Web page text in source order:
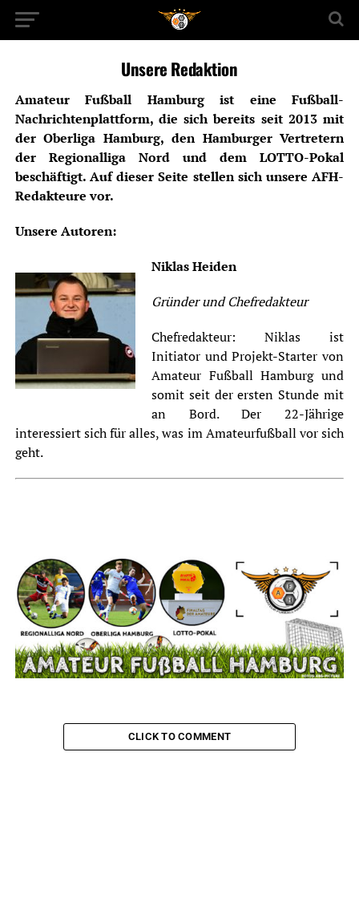
Unsere Redaktion
Amateur Fußball Hamburg ist eine Fußball-
Nachrichtenplattform, die sich bereits seit 2013 mit
der Oberliga Hamburg, den Hamburger Vertretern
der Regionalliga Nord und dem LOTTO-Pokal
beschäftigt. Auf dieser Seite stellen sich unsere AFH-
Redakteure vor.
Unsere Autoren:
Niklas Heiden
Gründer und Chefredakteur
Chefredakteur: Niklas ist
Initiator und Projekt-Starter von
Amateur Fußball Hamburg und
somit seit der ersten Stunde mit
an Bord. Der 22-Jährige
interessiert sich für alles, was im Amateurfußball vor sich
geht.
CLICK TO COMMENT